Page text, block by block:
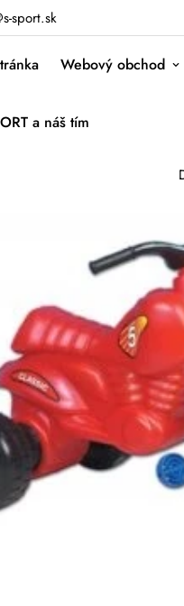
sport.sk
Webový obchod
a náš tím